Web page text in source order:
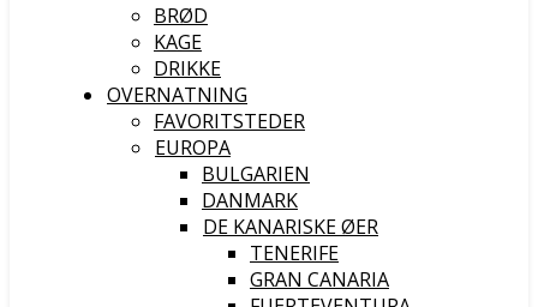
BRØD
KAGE
DRIKKE
OVERNATNING
FAVORITSTEDER
EUROPA
BULGARIEN
DANMARK
DE KANARISKE ØER
TENERIFE
GRAN CANARIA